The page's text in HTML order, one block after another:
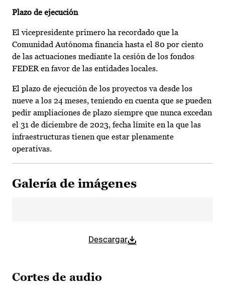
Plazo de ejecución
El vicepresidente primero ha recordado que la
Comunidad Autónoma financia hasta el 80 por ciento
de las actuaciones mediante la cesión de los fondos
FEDER en favor de las entidades locales.
El plazo de ejecución de los proyectos va desde los
nueve a los 24 meses, teniendo en cuenta que se pueden
pedir ampliaciones de plazo siempre que nunca excedan
el 31 de diciembre de 2023, fecha límite en la que las
infraestructuras tienen que estar plenamente
operativas.
Galería de imágenes
Descargar
Cortes de audio